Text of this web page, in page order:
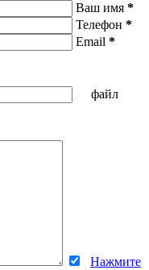
Ваш имя *
Телефон *
Email *
файл
Нажмите